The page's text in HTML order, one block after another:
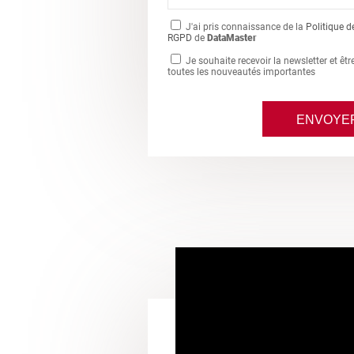
J'ai pris connaissance de la Politique
RGPD de DataMaster
Je souhaite recevoir la newsletter et
toutes les nouveautés importantes